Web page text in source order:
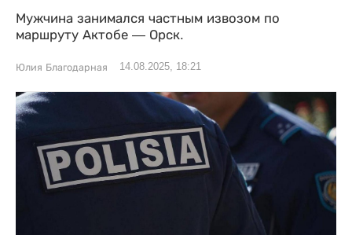
Мужчина занимался частным извозом по
маршруту Актобе — Орск.
Юлия Благодарная 14.08.2025, 18:21